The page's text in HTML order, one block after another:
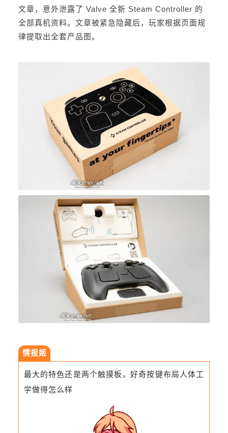
文章，意外泄露了 Valve 全新 Steam Controller 的
全部真机资料。文章被紧急隐藏后，玩家根据页面规
律提取出全套产品图。
情报姬
最大的特色还是两个触摸板，好奇按键布局人体工
学做得怎么样